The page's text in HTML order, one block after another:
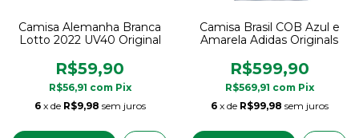
Camisa Alemanha Branca
Lotto 2022 UV40 Original
R$59,90
R$56,91 com Pix
6 x de R$9,98 sem juros
Camisa Brasil COB Azul e
Amarela Adidas Originals
R$599,90
R$569,91 com Pix
6 x de R$99,98 sem juros